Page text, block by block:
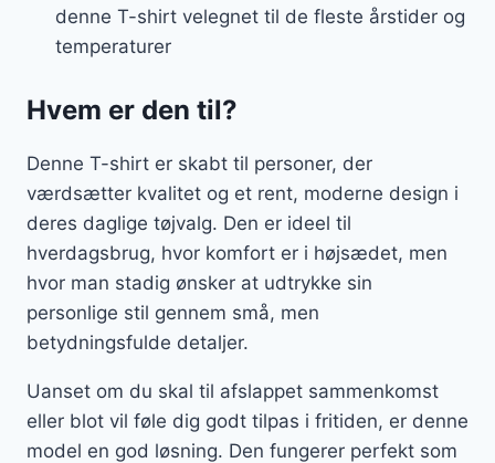
denne T-shirt velegnet til de fleste årstider og
temperaturer
Hvem er den til?
Denne T-shirt er skabt til personer, der
værdsætter kvalitet og et rent, moderne design i
deres daglige tøjvalg. Den er ideel til
hverdagsbrug, hvor komfort er i højsædet, men
hvor man stadig ønsker at udtrykke sin
personlige stil gennem små, men
betydningsfulde detaljer.
Uanset om du skal til afslappet sammenkomst
eller blot vil føle dig godt tilpas i fritiden, er denne
model en god løsning. Den fungerer perfekt som